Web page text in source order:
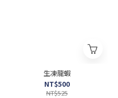
生凍龍蝦
NT$500
NT$525